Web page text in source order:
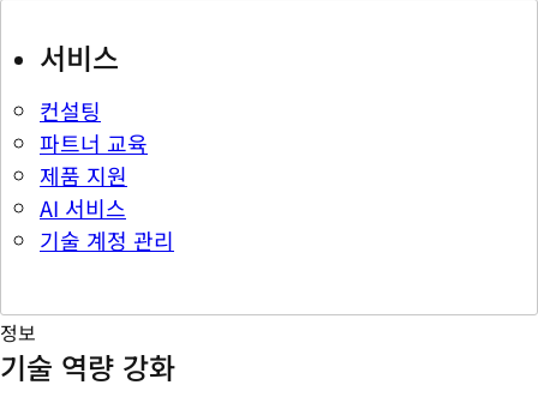
서비스
컨설팅
파트너 교육
제품 지원
AI 서비스
기술 계정 관리
정보
기술 역량 강화